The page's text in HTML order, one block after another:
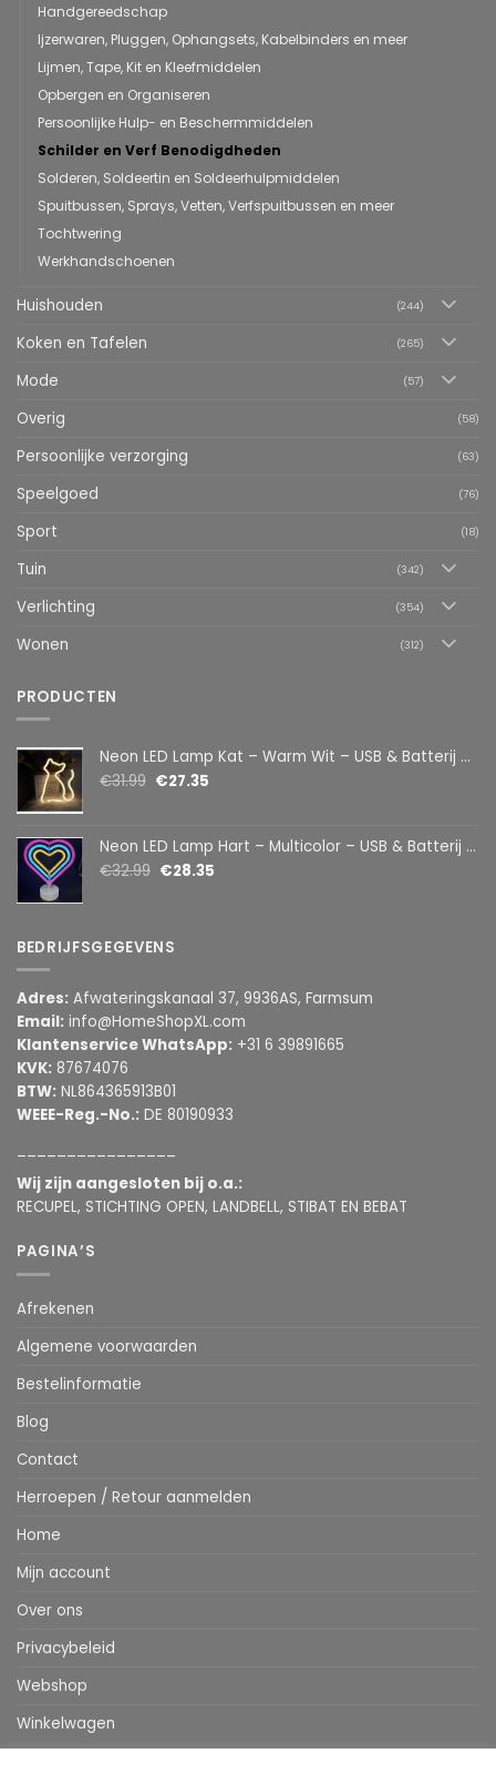
Handgereedschap
Ijzerwaren, Pluggen, Ophangsets, Kabelbinders en meer
Lijmen, Tape, Kit en Kleefmiddelen
Opbergen en Organiseren
Persoonlijke Hulp- en Beschermmiddelen
Schilder en Verf Benodigdheden
Solderen, Soldeertin en Soldeerhulpmiddelen
Spuitbussen, Sprays, Vetten, Verfspuitbussen en meer
Tochtwering
Werkhandschoenen
Huishouden (244)
Koken en Tafelen (265)
Mode (57)
Overig (58)
Persoonlijke verzorging (63)
Speelgoed (76)
Sport (18)
Tuin (342)
Verlichting (354)
Wonen (312)
PRODUCTEN
Neon LED Lamp Kat – Warm Wit – USB & Batterij – Decoratieve Tafellamp voor Kinderkamer – 28,5 x 24,5 cm
€31.99 €27.35
Neon LED Lamp Hart – Multicolor – USB & Batterij – Hartvormige Sfeerlamp – Kinderkamer & Slaapkamer – 25,2 x 23 cm
€32.99 €28.35
BEDRIJFSGEGEVENS
Adres: Afwateringskanaal 37, 9936AS, Farmsum
Email: info@HomeShopXL.com
Klantenservice WhatsApp: +31 6 39891665
KVK: 87674076
BTW: NL864365913B01
WEEE-Reg.-No.: DE 80190933
Wij zijn aangesloten bij o.a.:
RECUPEL, STICHTING OPEN, LANDBELL, STIBAT EN BEBAT
PAGINA’S
Afrekenen
Algemene voorwaarden
Bestelinformatie
Blog
Contact
Herroepen / Retour aanmelden
Home
Mijn account
Over ons
Privacybeleid
Webshop
Winkelwagen